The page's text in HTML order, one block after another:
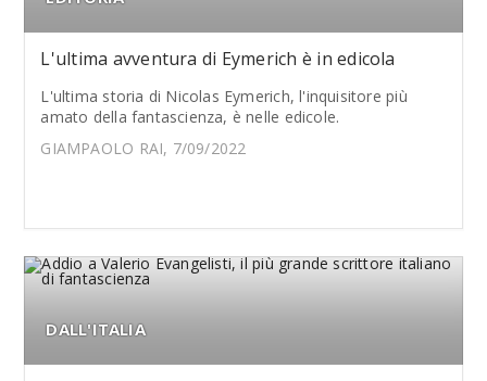
L'ultima avventura di Eymerich è in edicola
L'ultima storia di Nicolas Eymerich, l'inquisitore più
amato della fantascienza, è nelle edicole.
GIAMPAOLO RAI, 7/09/2022
DALL'ITALIA